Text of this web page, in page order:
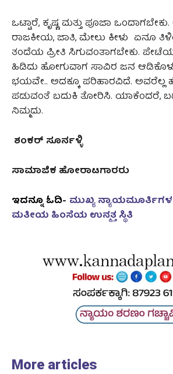
ಒಟ್ಟಾರೆ, ಕೃಷ್ಣ ಮತ್ತು ಪೂಜಾ
ರಾಜಕೀಯ, ಜಾತಿ, ಮೇಲು ಕೀಳು ಏನೂ
ತಂದೆಯ ಪ್ರೀತಿ ಸಿಗುವಂತಾಗಬೇಕು.
ಹಿಡಿದು ಹೋಗುವಾಗ ಸಾವಿರ ಜನ
ಭಯವೇ.. ಅದಕ್ಕೂ ಪರಿಹಾರವಿದೆ. ಅವರೆಲ್ಲ
ಪಡುವಂತೆ ಬದುಕಿ ತೋರಿಸಿ. ಯಾಕೆಂದರೆ,
ನಿಮ್ಮದು.
ಶಂಕರ್ ಸೂರ್ನಳ್ಳಿ
ಸಾಮಾಜಿಕ ಹೋರಾಟಗಾರರು
ಇದನ್ನೂ ಓದಿ- ಮುಖ್ಯ
ಮತೀಯ ಹಿಂಸೆಯ ಉನ್ಮತ್ತ ಸ್ಥಿತಿ
More articles